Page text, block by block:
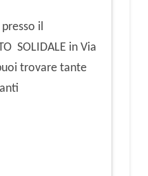
il
SOLIDALE in Via
trovare tante